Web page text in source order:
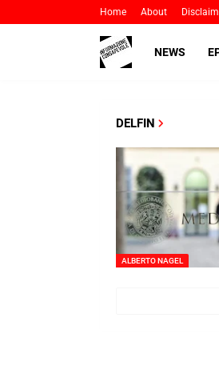
Home About
NEWS
DELFIN
ALBERTO NAGEL